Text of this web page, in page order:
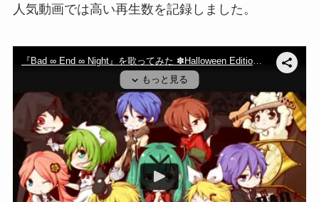
人気動画では高い再生数を記録しました。